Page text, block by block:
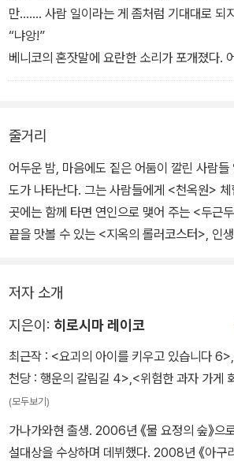
스에 길고 뾰족한 모자를 써서 마녀처럼 꾸몄
로 드러난 얼굴은 인형처럼 예뻤지만 아주 심
만……. 사람 일이라는 게 좀처럼 기대대로 되
“냐앙!”
베니코의 혼잣말에 요란한 소리가 포개졌다.
만 금색 마네키네코들이 한데 모여서 베니코
다.
“냐아!”
“네? 〈천옥원〉에 가 보고 싶다고요? 그만두
공원을 즐길 수 있는 자는 어둠에 사는 분들
씨가 그럴싸한 말로 꾀어내도 절대 받아들이
줄거리
어두운 밤, 마음에도 짙은 어둠이 깔린 사람
도가 나타난다. 그는 사람들에게 <천옥원>
곳에는 함께 타면 연인으로 맺어 주는 <두근
끝을 맛볼 수 있는 <지옥의 롤러코스터>, 인
악한 과자를 여전히 손님들에게 팔고 있다.
천옥원에 초대된 6명의 손님들은 과연 어떤
저자 소개
지은이: 히로시마 레이코
최근작 : <요괴의 아이를 키우고 있습니다 6>
천당 : 행운의 갈림길 4> <위험한 과자 가게
(모두보기)
가나가와현 출생. 2006년 《물 요정의 숲》으
설대상을 수상하며 데뷔했다. 2008년 《아구